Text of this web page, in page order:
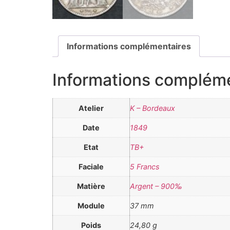
Informations complémentaires
Informations
Atelier K – Bordeaux
Date 1849
Etat TB+
Faciale 5 Francs
Matière Argent – 900‰
Module 37 mm
Poids 24,80 g